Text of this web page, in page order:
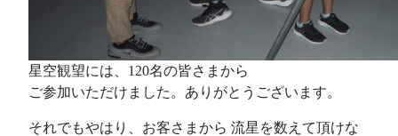
星空観望には、120名の皆さまから
ご参加いただけました。ありがとうございます。
それでもやはり、お客さまから 流星を数えて頂けな